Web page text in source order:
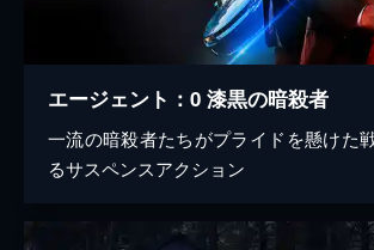
エージェント：0 漆黒の暗殺者
一流の暗殺者たちがプライドを懸けた
るサスペンスアクション